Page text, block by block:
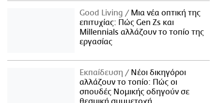
Good Living
Μια νέα οπτική της
επιτυχίας: Πώς Gen Zs και
Millennials αλλάζουν το τοπίο της
εργασίας
Εκπαίδευση
Νέοι δικηγόροι
αλλάζουν το τοπίο: Πώς οι
σπουδές Νομικής οδηγούν σε